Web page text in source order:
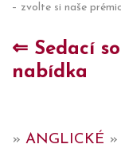
– zvolte si naše
⇐ Sedací
nabídka
» ANGLICKÉ »